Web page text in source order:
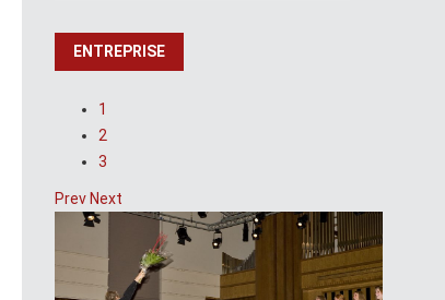
ENTREPRISE
1
2
3
Prev Next